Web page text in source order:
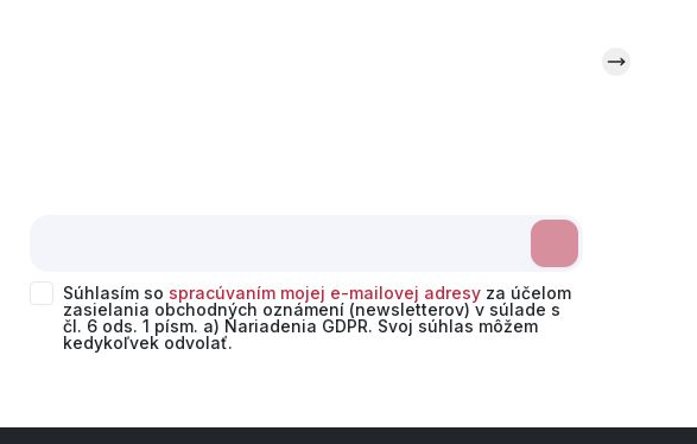
Súhlasím so spracúvaním mojej e-mailovej adresy za účelom
zasielania obchodných oznámení (newsletterov) v súlade s
čl. 6 ods. 1 písm. a) Nariadenia GDPR. Svoj súhlas môžem
kedykoľvek odvolať.